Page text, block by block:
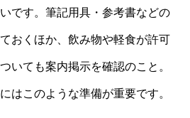
です。筆記用具・参考書などの
おくほか、飲み物や軽食が許可
いても案内掲示を確認のこと。
はこのような準備が重要です。